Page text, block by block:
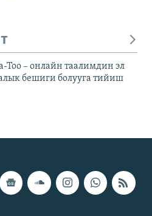
Тоо – онлайн таалимдин эл
бешиги болууга тийиш